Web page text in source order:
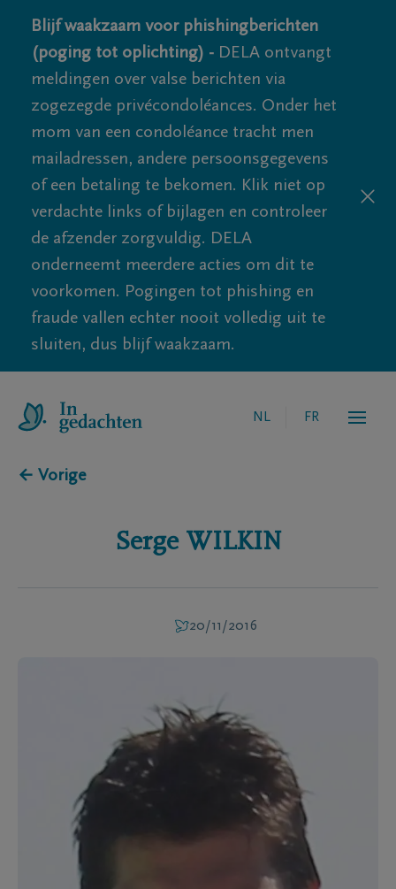
Blijf waakzaam voor phishingberichten
(poging tot oplichting) - DELA ontvangt
meldingen over valse berichten via
zogezegde privécondoléances. Onder het
mom van een condoléance tracht men
mailadressen, andere persoonsgegevens
of een betaling te bekomen. Klik niet op
verdachte links of bijlagen en controleer
de afzender zorgvuldig. DELA
onderneemt meerdere acties om dit te
voorkomen. Pogingen tot phishing en
fraude vallen echter nooit volledig uit te
sluiten, dus blijf waakzaam.
NL FR
← Vorige
Serge WILKIN
20/11/2016